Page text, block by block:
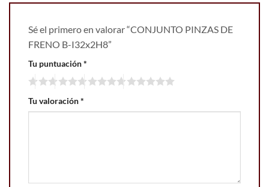
Sé el primero en valorar “CONJUNTO PINZAS DE
FRENO B-I32x2H8”
Tu puntuación*
Tu valoración*